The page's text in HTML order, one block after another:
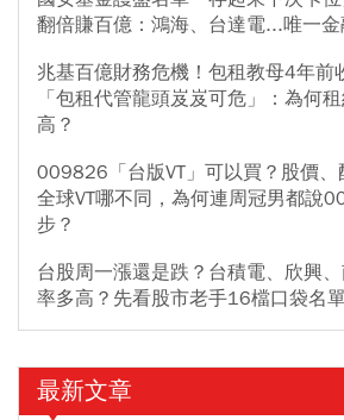
翻倍賺百億：鴻海、台達電...唯一金
兆基百億財務危機！包租教母4年前
「包租代管龍頭岌岌可危」：為何
高？
009826「台版VT」可以買？股價
全球VT哪不同，為何連周冠男都說
步？
台股周一漲還是跌？台積電、欣興
率多高？先看股市老手16檔口袋名
最新文章